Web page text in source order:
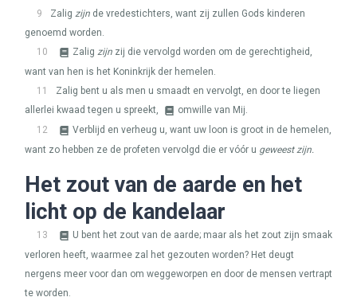
9
Zalig zijn de vredestichters, want zij zullen Gods kinderen
genoemd worden.
10
Zalig zijn zij die vervolgd worden om de gerechtigheid,
want van hen is het Koninkrijk der hemelen.
11
Zalig bent u als men u smaadt en vervolgt, en door te liegen
allerlei kwaad tegen u spreekt,
omwille van Mij.
12
Verblijd en verheug u, want uw loon is groot in de hemelen,
want zo hebben ze de profeten vervolgd die er vóór u geweest zijn.
Het zout van de aarde en het
licht op de kandelaar
13
U bent het zout van de aarde; maar als het zout zijn smaak
verloren heeft, waarmee zal het gezouten worden? Het deugt
nergens meer voor dan om weggeworpen en door de mensen vertrapt
te worden.